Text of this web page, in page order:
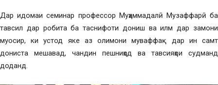
Дар идомаи семинар профессор Муҳаммадалӣ Музаффарӣ ба
тавсил дар робита ба таснифоти дониш ва илм дар замони
муосир, ки устод яке аз олимони муваффақ дар ин самт
дониста мешавад, чандин пешниҳод ва тавсияҳои судманд
доданд.